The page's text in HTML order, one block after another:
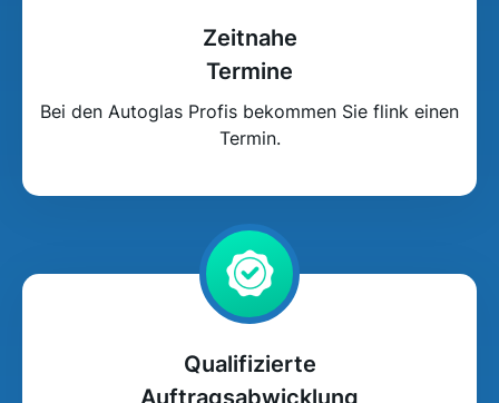
Zeitnahe
Termine
Bei den Autoglas Profis bekommen Sie flink einen
Termin.
Qualifizierte
Auftragsabwicklung